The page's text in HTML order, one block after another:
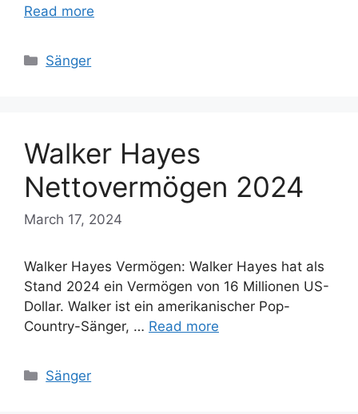
Read more
Categories
Sänger
Walker Hayes
Nettovermögen 2024
March 17, 2024
Walker Hayes Vermögen: Walker Hayes hat als
Stand 2024 ein Vermögen von 16 Millionen US-
Dollar. Walker ist ein amerikanischer Pop-
Country-Sänger, … Read more
Categories
Sänger